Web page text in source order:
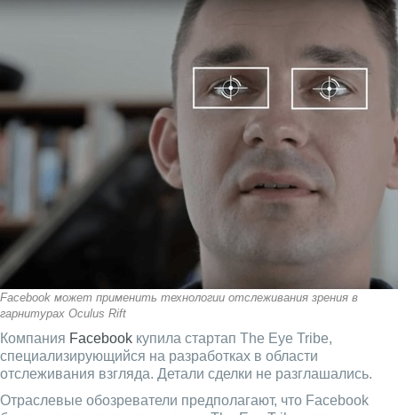
Facebook может применить технологии отслеживания зрения в
гарнитурах Oculus Rift
Компания Facebook купила стартап The Eye Tribe,
специализирующийся на разработках в области
отслеживания взгляда. Детали сделки не разглашались.
Отраслевые обозреватели предполагают, что Facebook